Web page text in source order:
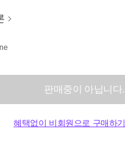
판매중이 아닙니다.
혜택없이 비회원으로 구매하기